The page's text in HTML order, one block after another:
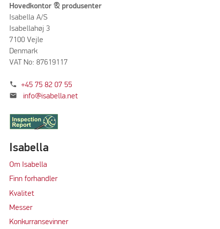
Hovedkontor & produsenter
Isabella A/S
Isabellahøj 3
7100 Vejle
Denmark
VAT No: 87619117
phone +45 75 82 07 55
mail info@isabella.net
Isabella
Om Isabella
Finn forhandler
Kvalitet
Messer
Konkurransevinner